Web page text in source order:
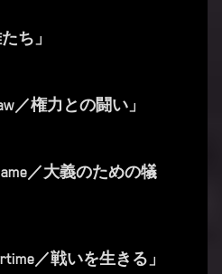
ち」
／権力との闘い」
／大義のための犠
／戦いを生きる」